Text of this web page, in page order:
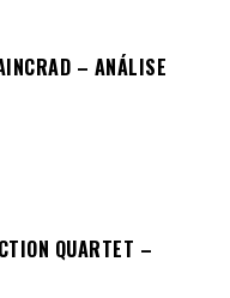
– ANÁLISE
QUARTET –